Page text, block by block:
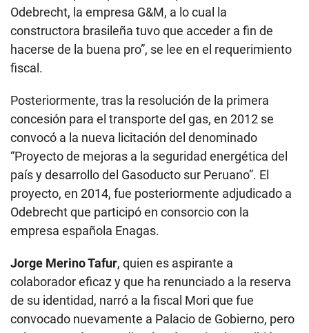
Posteriormente, tras la resolución de la primera
concesión para el transporte del gas, en 2012 se
convocó a la nueva licitación del denominado
país y desarrollo del Gasoducto sur Peruano”. El
proyecto, en 2014, fue posteriormente adjudicado a
Odebrecht que participó en consorcio con la
empresa española Enagas.
Jorge Merino Tafur, quien es aspirante a
colaborador eficaz y que ha renunciado a la reserva
de su identidad, narró a la fiscal Mori que fue
solo encontró a Heredia Alarcón, quien lo recibió.
“Le dijo que quería encargarle el despacho de
Energía y Minas; Jorge Merino se sorprendió por